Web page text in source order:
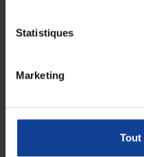
Statistiques
Marketing
Tout
Queens Homecraft